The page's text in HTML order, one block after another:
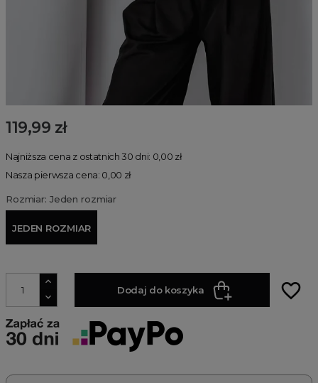
119,99 zł
Najniższa cena z ostatnich 30 dni: 0,00 zł
Nasza pierwsza cena: 0,00 zł
Rozmiar: Jeden rozmiar
JEDEN ROZMIAR
Dodaj do koszyka favorite_border